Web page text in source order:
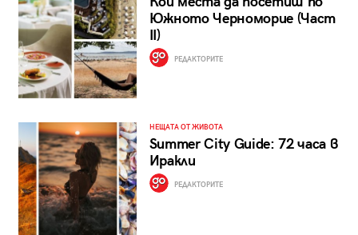
Южното Черноморие (Част
II)
РЕДАКТОРИТЕ
НЕЩАТА ОТ ЖИВОТА
Summer City Guide: 72 часа в
Иракли
РЕДАКТОРИТЕ